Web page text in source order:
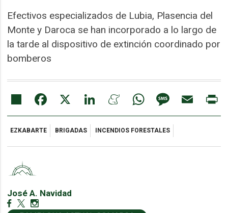
Efectivos especializados de Lubia, Plasencia del
Monte y Daroca se han incorporado a lo largo de
la tarde al dispositivo de extinción coordinado por
bomberos
Share Facebook LinkedIn MeneameWhatsAppMessageEmail
EZKABARTE BRIGADAS INCENDIOS FORESTALES
José A. Navidad